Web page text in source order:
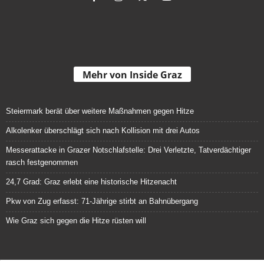
Mehr von Inside Graz
Steiermark berät über weitere Maßnahmen gegen Hitze
Alkolenker überschlägt sich nach Kollision mit drei Autos
Messerattacke in Grazer Notschlafstelle: Drei Verletzte, Tatverdächtiger
rasch festgenommen
24,7 Grad: Graz erlebt eine historische Hitzenacht
Pkw von Zug erfasst: 71-Jährige stirbt an Bahnübergang
Wie Graz sich gegen die Hitze rüsten will